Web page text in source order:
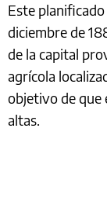
Este planificado
diciembre de
de la capital
agrícola
objetivo de que
altas.